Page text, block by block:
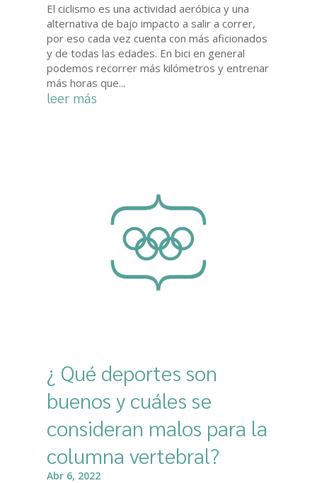
El ciclismo es una actividad aeróbica y una
alternativa de bajo impacto a salir a correr,
por eso cada vez cuenta con más aficionados
y de todas las edades. En bici en general
podemos recorrer más kilómetros y entrenar
más horas que...
leer más
¿ Qué deportes son
buenos y cuáles se
consideran malos para la
columna vertebral?
Abr 6, 2022